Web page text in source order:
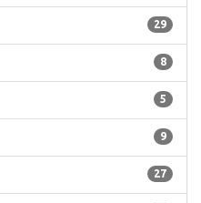
29
8
5
9
27